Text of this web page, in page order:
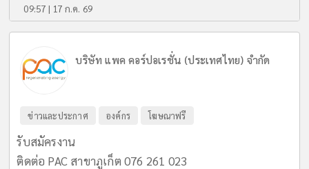
09:57 | 17 ก.ค. 69
บริษัท แพค คอร์ปอเรชั่น (ประเทศไทย) จำกัด
ข่าวและประกาศ องค์กร โฆษณาฟรี
รับสมัครงาน
ติดต่อ PAC สาขาภูเก็ต 076 261 023